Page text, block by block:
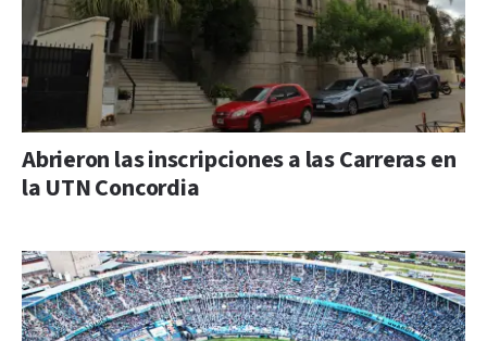
Abrieron las inscripciones a las Carreras en
la UTN Concordia